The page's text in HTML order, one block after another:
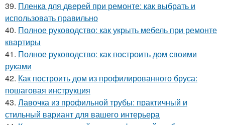
39. Пленка для дверей при ремонте: как выбрать и
использовать правильно
40. Полное руководство: как укрыть мебель при ремонте
квартиры
41. Полное руководство: как построить дом своими
руками
42. Как построить дом из профилированного бруса:
пошаговая инструкция
43. Лавочка из профильной трубы: практичный и
стильный вариант для вашего интерьера